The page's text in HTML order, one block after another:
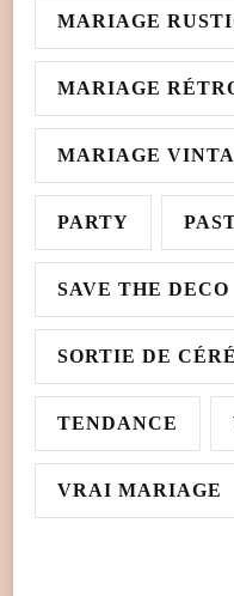
MARIAGE
MARIAGE
MARIAGE
PARTY
SAVE THE DECO
SORTIE DE
TENDANCE
VRAI MARIAGE